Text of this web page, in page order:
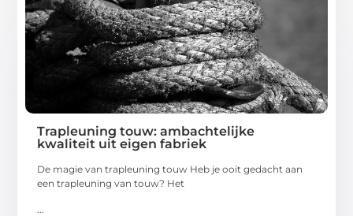
Trapleuning touw: ambachtelijke
kwaliteit uit eigen fabriek
De magie van trapleuning touw Heb je ooit gedacht aan
een trapleuning van touw? Het